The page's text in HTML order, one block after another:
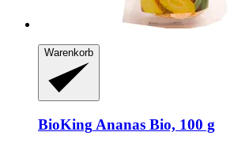
Warenkorb
BioKing Ananas Bio, 100 g